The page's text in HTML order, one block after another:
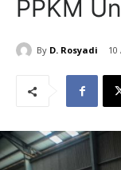
PPKM
By D. Rosyadi 10